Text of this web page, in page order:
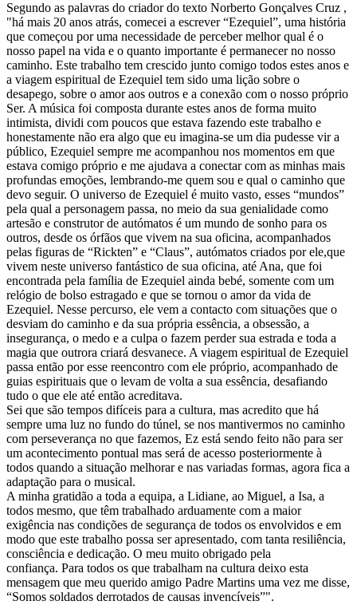
Segundo as palavras do criador do texto Norberto Gonçalves Cruz ,
"há mais 20 anos atrás, comecei a escrever “Ezequiel”, uma história
que começou por uma necessidade de perceber melhor qual é o
nosso papel na vida e o quanto importante é permanecer no nosso
caminho. Este trabalho tem crescido junto comigo todos estes anos e
a viagem espiritual de Ezequiel tem sido uma lição sobre o
desapego, sobre o amor aos outros e a conexão com o nosso próprio
Ser. A música foi composta durante estes anos de forma muito
intimista, dividi com poucos que estava fazendo este trabalho e
honestamente não era algo que eu imagina-se um dia pudesse vir a
público, Ezequiel sempre me acompanhou nos momentos em que
estava comigo próprio e me ajudava a conectar com as minhas mais
profundas emoções, lembrando-me quem sou e qual o caminho que
devo seguir. O universo de Ezequiel é muito vasto, esses “mundos”
pela qual a personagem passa, no meio da sua genialidade como
artesão e construtor de autómatos é um mundo de sonho para os
outros, desde os órfãos que vivem na sua oficina, acompanhados
pelas figuras de “Rickten” e “Claus”, autómatos criados por ele,que
vivem neste universo fantástico de sua oficina, até Ana, que foi
encontrada pela família de Ezequiel ainda bebé, somente com um
relógio de bolso estragado e que se tornou o amor da vida de
Ezequiel. Nesse percurso, ele vem a contacto com situações que o
desviam do caminho e da sua própria essência, a obsessão, a
insegurança, o medo e a culpa o fazem perder sua estrada e toda a
magia que outrora criará desvanece. A viagem espiritual de Ezequiel
passa então por esse reencontro com ele próprio, acompanhado de
guias espirituais que o levam de volta a sua essência, desafiando
tudo o que ele até então acreditava.
Sei que são tempos difíceis para a cultura, mas acredito que há
sempre uma luz no fundo do túnel, se nos mantivermos no caminho
com perseverança no que fazemos, Ez está sendo feito não para ser
um acontecimento pontual mas será de acesso posteriormente à
todos quando a situação melhorar e nas variadas formas, agora fica a
adaptação para o musical.
A minha gratidão a toda a equipa, a Lidiane, ao Miguel, a Isa, a
todos mesmo, que têm trabalhado arduamente com a maior
exigência nas condições de segurança de todos os envolvidos e em
modo que este trabalho possa ser apresentado, com tanta resiliência,
consciência e dedicação. O meu muito obrigado pela
confiança. Para todos os que trabalham na cultura deixo esta
mensagem que meu querido amigo Padre Martins uma vez me disse,
“Somos soldados derrotados de causas invencíveis”".